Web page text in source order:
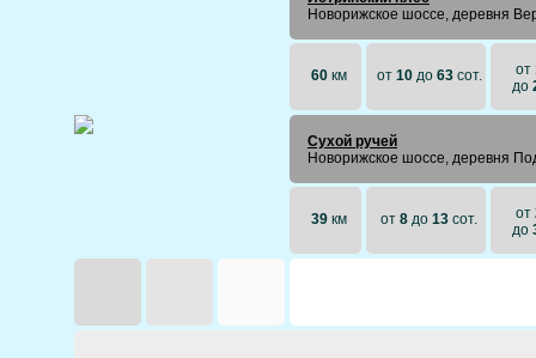
Новорижское шоссе, деревня
60км от 10до 63сот. от
до
Сухой ручей
Новорижское шоссе, деревня
39км от 8 до 13 сот. от
до